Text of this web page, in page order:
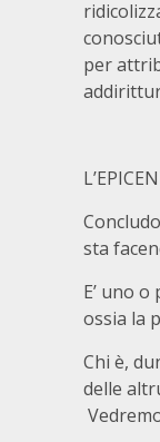
per
sta
E’ uno
ossia la
Chi è,
delle